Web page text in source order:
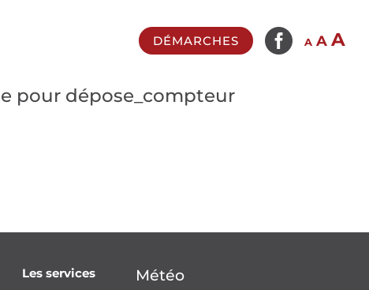
DÉMARCHES  A Decrease
A Reset
A
pour dépose_compteur
Les services
Météo